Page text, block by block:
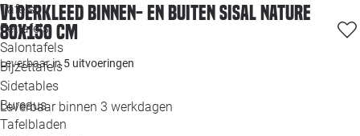
Tafels
Eettafels
Salontafels
Bijzettafels
Sidetables
Bureaus
Tafelbladen
Vloerkleed binnen- en buiten sisal nature
80x150 cm
Leverbaar in5 uitvoeringen
Leverbaar binnen 3 werkdagen